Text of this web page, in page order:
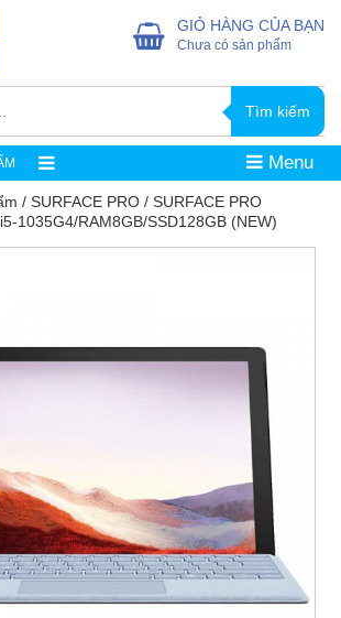
Tìm kiếm
GIỎ HÀNG CỦA BẠN
Chưa có sản phẩm
Menu
/ SURFACE PRO / SURFACE PRO
1035G4/RAM8GB/SSD128GB (NEW)